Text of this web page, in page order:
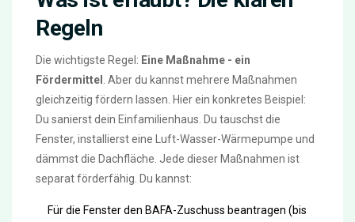
Regeln
Die wichtigste Regel: Eine Maßnahme - ein
Fördermittel
. Aber du kannst mehrere Maßnahmen
gleichzeitig fördern lassen. Hier ein konkretes Beispiel:
Du sanierst dein Einfamilienhaus. Du tauschst die
Fenster, installierst eine Luft-Wasser-Wärmepumpe und
dämmst die Dachfläche. Jede dieser Maßnahmen ist
separat förderfähig. Du kannst:
Für die Fenster den BAFA-Zuschuss beantragen (bis